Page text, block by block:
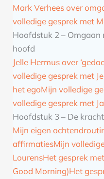
Mark Verhees over
volledige gesprek met
Hoofdstuk 2 – Omgaan
hoofd
Jelle Hermus over
volledige gesprek met
het egoMijn volledige
volledige gesprek met
Hoofdstuk 3 – De
Mijn eigen
affirmatiesMijn
LourensHet gesprek
Good Morning)Het